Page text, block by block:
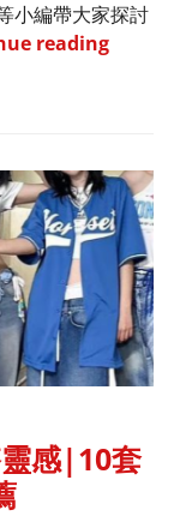
小編帶大家探討
reading你到底
感|10套